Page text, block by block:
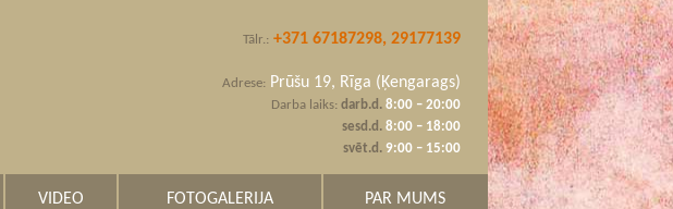
Tālr.: +371 67187298, 29177139
Adrese: Prūšu 19, Rīga (Ķengarags)
Darba laiks: darb.d. 8:00 – 20:00
sesd.d. 8:00 – 18:00
svēt.d. 9:00 – 15:00
VIDEO FOTOGALERIJA PAR MUMS